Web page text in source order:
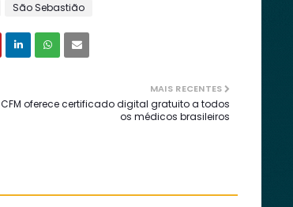
São Sebastião
MAIS RECENTES
CFM oferece certificado digital gratuito a todos
os médicos brasileiros